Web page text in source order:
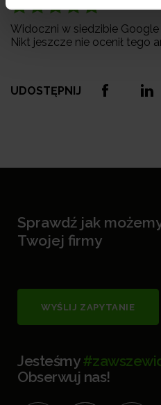
Widoczni w siedzibie Google
Nikt jeszcze nie ocenił tego
UDOSTĘPNIJ
Sprawdź jak
Twojej firmy
WYŚLIJ ZAPYTANIE
Jesteśmy
Obserwuj nas!